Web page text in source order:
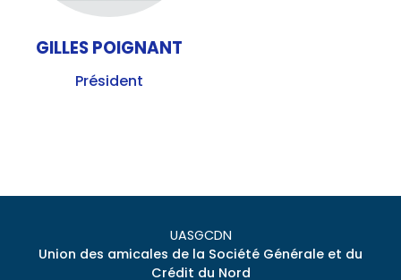
GILLES POIGNANT
Président
UASGCDN
Union des amicales de la Société Générale et du
Crédit du Nord